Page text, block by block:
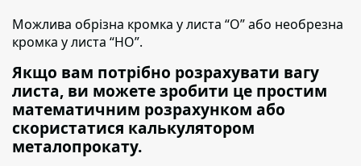
Можлива обрізна кромка у листа “О” або необрезна
кромка у листа “НО”.
Якщо вам потрібно розрахувати вагу
листа, ви можете зробити це простим
математичним розрахунком або
скористатися калькулятором
металопрокату.